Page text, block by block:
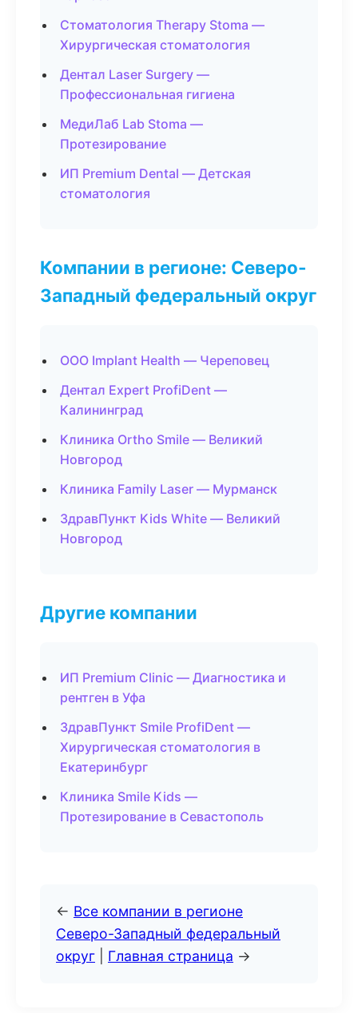
Стоматология Therapy Stoma —
Хирургическая стоматология
Дентал Laser Surgery —
Профессиональная гигиена
МедиЛаб Lab Stoma —
Протезирование
ИП Premium Dental — Детская
стоматология
Компании в регионе: Северо-
Западный федеральный округ
ООО Implant Health — Череповец
Дентал Expert ProfiDent —
Калининград
Клиника Ortho Smile — Великий
Новгород
Клиника Family Laser — Мурманск
ЗдравПункт Kids White — Великий
Новгород
Другие компании
ИП Premium Clinic — Диагностика и
рентген в Уфа
ЗдравПункт Smile ProfiDent —
Хирургическая стоматология в
Екатеринбург
Клиника Smile Kids —
Протезирование в Севастополь
← Все компании в регионе
Северо-Западный федеральный
округ
Главная страница →